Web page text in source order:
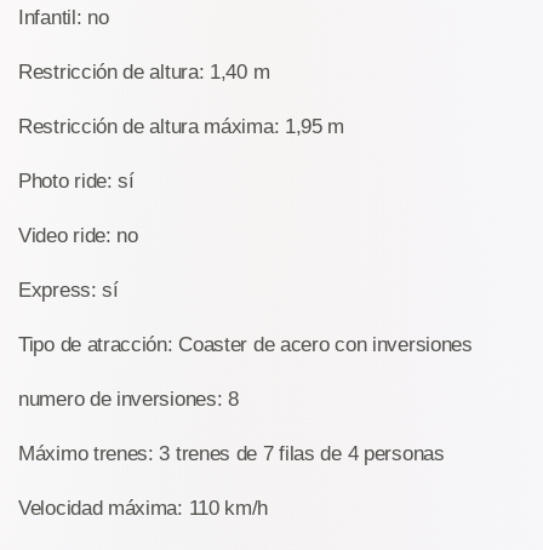
Infantil: no
Restricción de altura: 1,40 m
Restricción de altura máxima: 1,95 m
Photo ride: sí
Video ride: no
Express: sí
Tipo de atracción: Coaster de acero con inversiones
numero de inversiones: 8
Máximo trenes: 3 trenes de 7 filas de 4 personas
Velocidad máxima: 110 km/h